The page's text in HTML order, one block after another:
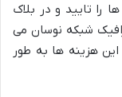
را تایید و در بلاک
شبکه نوسان می
هزینه ها به طور